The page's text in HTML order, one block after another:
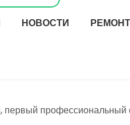
НОВОСТИ
первый